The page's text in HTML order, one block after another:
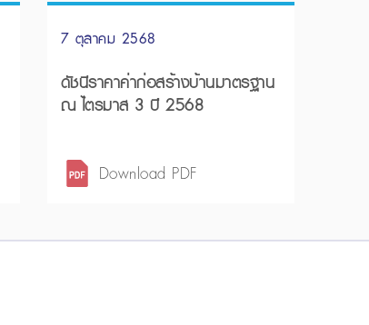
7 ตุลาคม 2568
ดัชนีราคาค่าก่อสร้างบ้านมาตรฐาน
ณ ไตรมาส 3 ปี 2568
Download PDF